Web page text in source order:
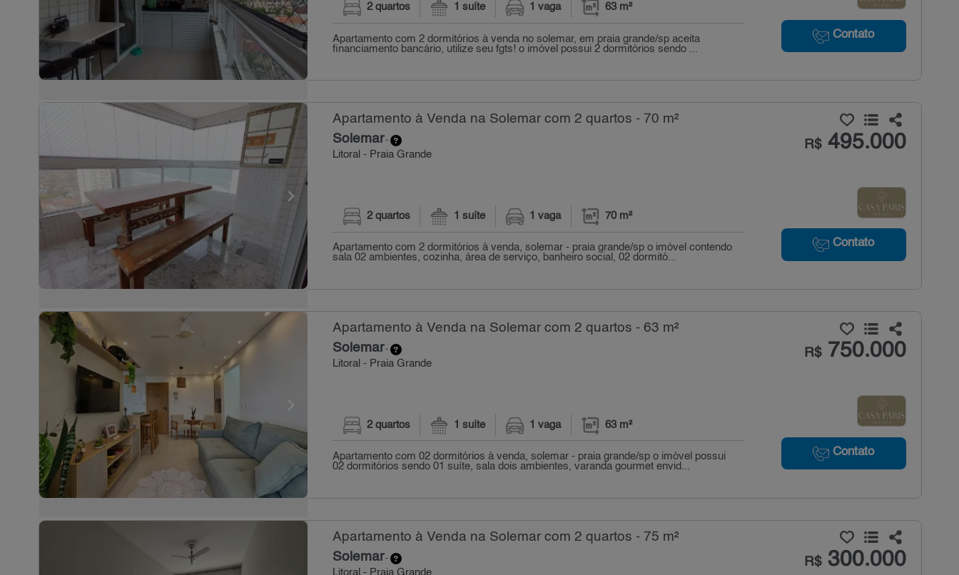
Contato
2 quartos 1 suíte 1 vaga 63 m²
Apartamento com 2 dormitórios à venda no solemar, em praia grande/sp aceita
financiamento bancário, utilize seu fgts! o imóvel possui 2 dormitórios sendo ...
Apartamento à Venda na Solemar com 2 quartos - 70 m²
Solemar-
Litoral - Praia Grande
R$495.000
Contato
2 quartos 1 suíte 1 vaga 70 m²
Apartamento com 2 dormitórios à venda, solemar - praia grande/sp o imóvel contendo
sala 02 ambientes, cozinha, área de serviço, banheiro social, 02 dormitó...
Apartamento à Venda na Solemar com 2 quartos - 63 m²
Solemar-
Litoral - Praia Grande
R$750.000
Contato
2 quartos 1 suíte 1 vaga 63 m²
Apartamento com 02 dormitórios à venda, solemar - praia grande/sp o imóvel possui
02 dormitórios sendo 01 suíte, sala dois ambientes, varanda gourmet envid...
Apartamento à Venda na Solemar com 2 quartos - 75 m²
Solemar-
Litoral - Praia Grande
R$300.000